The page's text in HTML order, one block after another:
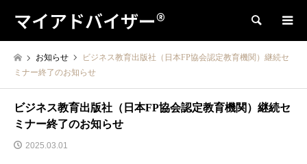
マイアドバイザー® 検索
お知らせ
ビジネス教育出版社（日本FP協会認定教育機関）継続セ
ミナー終了のお知らせ
ビジネス教育出版社（日本FP協会認定教育機関）継続セ
ミナー終了のお知らせ
2025.03.01